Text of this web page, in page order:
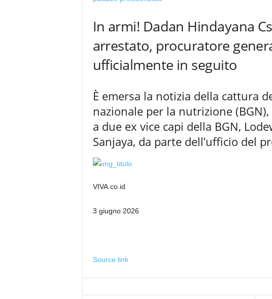
In armi! Dadan Hindayana
arrestato, procuratore
ufficialmente in seguito
È emersa la notizia della cattura
nazionale per la nutrizione
a due ex vice capi della BGN,
Sanjaya, da parte dell’ufficio del
VIVA.co.id
3 giugno 2026
Source link